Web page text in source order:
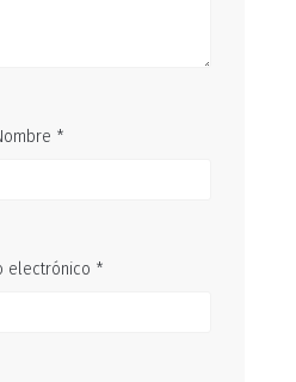
*
electrónico *